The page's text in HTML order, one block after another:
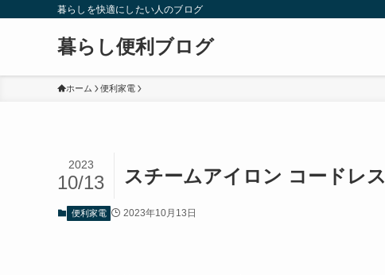
暮らしを快適にしたい人のブログ
暮らし便利ブログ
ホーム 便利家電
スチームアイロン コードレス
2023
10/13
便利家電 2023年10月13日